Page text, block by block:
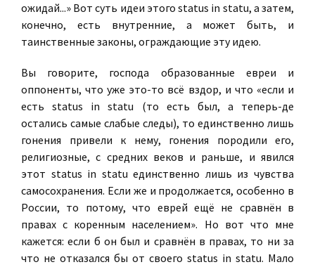
ожидай...» Вот суть идеи этого status in statu, а затем,
конечно, есть внутренние, а может быть, и
таинственные законы, ограждающие эту идею.
Вы говорите, господа образованные евреи и
оппоненты, что уже это-то всё вздор, и что «если и
есть status in statu (то есть был, а теперь-де
остались самые слабые следы), то единственно лишь
гонения привели к нему, гонения породили его,
религиозные, с средних веков и раньше, и явился
этот status in statu единственно лишь из чувства
самосохранения. Если же и продолжается, особенно в
России, то потому, что еврей ещё не сравнён в
правах с коренным населением». Но вот что мне
кажется: если б он был и сравнён в правах, то ни за
что не отказался бы от своего status in statu. Мало